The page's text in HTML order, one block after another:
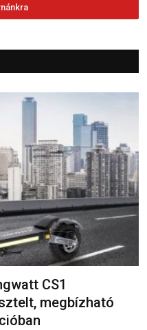
CS1
megbízható